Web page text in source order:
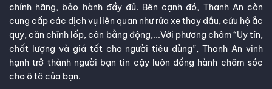
chính hãng, bảo hành đầy đủ. Bên cạnh đó, Thanh An còn
cung cấp các dịch vụ liên quan như rửa xe thay dầu, cứu hộ ắc
quy, căn chỉnh lốp, cân bằng động,...Với phương châm “Uy tín,
chất lượng và giá tốt cho người tiêu dùng”, Thanh An vinh
hạnh trở thành người bạn tin cậy luôn đồng hành chăm sóc
cho ô tô của bạn.